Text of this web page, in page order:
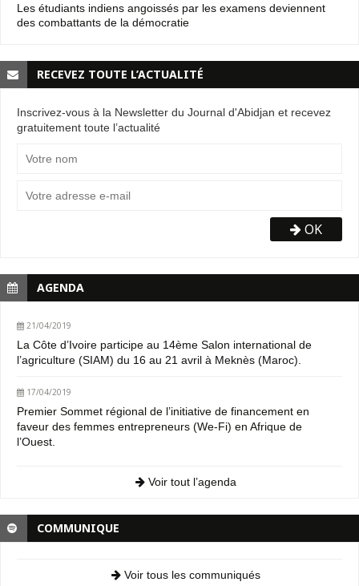
Les étudiants indiens angoissés par les examens deviennent
des combattants de la démocratie
RECEVEZ TOUTE L’ACTUALITÉ
Inscrivez-vous à la Newsletter du Journal d'Abidjan et recevez
gratuitement toute l’actualité
OK
AGENDA
21/04/2019
La Côte d’Ivoire participe au 14ème Salon international de
l’agriculture (SIAM) du 16 au 21 avril à Meknès (Maroc).
17/04/2019
Premier Sommet régional de l’initiative de financement en
faveur des femmes entrepreneurs (We-Fi) en Afrique de
l’Ouest.
Voir tout l’agenda
COMMUNIQUE
Voir tous les communiqués